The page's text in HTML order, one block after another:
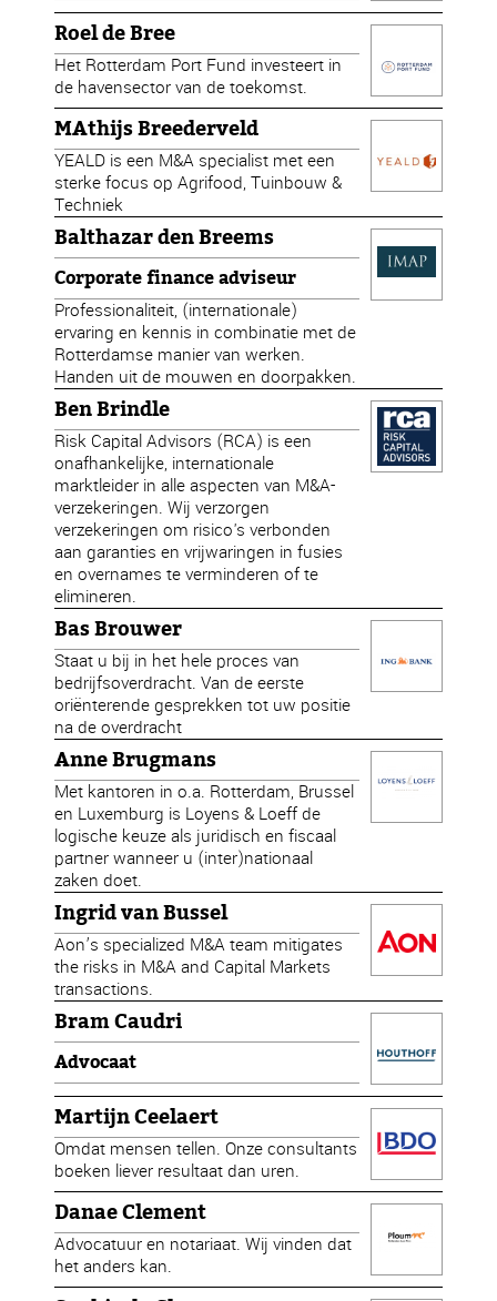
Roel de Bree
Het Rotterdam Port Fund investeert in
de havensector van de toekomst.
MAthijs Breederveld
YEALD is een M&A specialist met een
sterke focus op Agrifood, Tuinbouw &
Techniek
Balthazar den Breems
Corporate finance adviseur
Professionaliteit, (internationale)
ervaring en kennis in combinatie met de
Rotterdamse manier van werken.
Handen uit de mouwen en doorpakken.
Ben Brindle
Risk Capital Advisors (RCA) is een
onafhankelijke, internationale
marktleider in alle aspecten van M&A-
verzekeringen. Wij verzorgen
verzekeringen om risico's verbonden
aan garanties en vrijwaringen in fusies
en overnames te verminderen of te
elimineren.
Bas Brouwer
Staat u bij in het hele proces van
bedrijfsoverdracht. Van de eerste
oriënterende gesprekken tot uw positie
na de overdracht
Anne Brugmans
Met kantoren in o.a. Rotterdam, Brussel
en Luxemburg is Loyens & Loeff de
logische keuze als juridisch en fiscaal
partner wanneer u (inter)nationaal
zaken doet.
Ingrid van Bussel
Aon’s specialized M&A team mitigates
the risks in M&A and Capital Markets
transactions.
Bram Caudri
Advocaat
Martijn Ceelaert
Omdat mensen tellen. Onze consultants
boeken liever resultaat dan uren.
Danae Clement
Advocatuur en notariaat. Wij vinden dat
het anders kan.